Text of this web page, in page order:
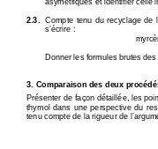
2.3.
Compte  tenu  du  recyclage  de
s’écrire :
Donner les formules brutes
3. Comparaison des deux
Présenter de façon détaillée, les
thymol  dans  une  perspective  du
tenu compte de la rigueur de